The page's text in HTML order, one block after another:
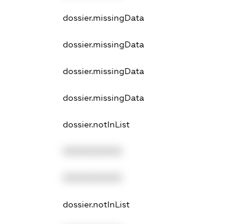
dossier.missingData
dossier.missingData
dossier.missingData
dossier.missingData
dossier.notInList
dossier.notInList